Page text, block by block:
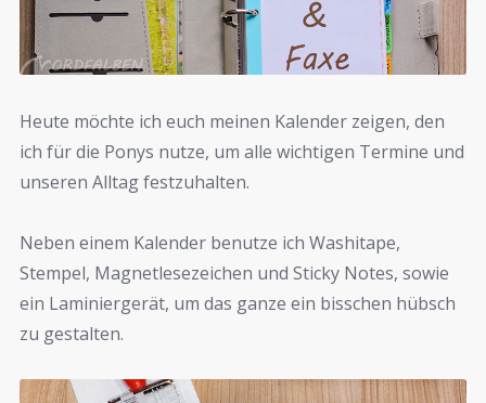
Heute möchte ich euch meinen Kalender zeigen, den
ich für die Ponys nutze, um alle wichtigen Termine und
unseren Alltag festzuhalten.
Neben einem Kalender benutze ich Washitape,
Stempel, Magnetlesezeichen und Sticky Notes, sowie
ein Laminiergerät, um das ganze ein bisschen hübsch
zu gestalten.